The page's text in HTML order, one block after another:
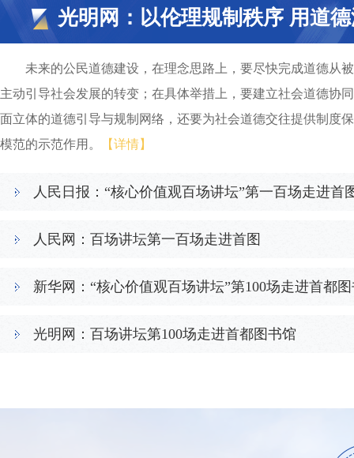
光明网：以伦理规制秩序 用道
未来的公民道德建设，在理念思路上，要尽快完成道德从
主动引导社会发展的转变；在具体举措上，要建立社会道德协
面立体的道德引导与规制网络，还要为社会道德交往提供制度
模范的示范作用。
【详情】
人民日报：“核心价值观百场讲坛”第一百场走进首
人民网：百场讲坛第一百场走进首图
新华网：“核心价值观百场讲坛”第100场走进首都
光明网：百场讲坛第100场走进首都图书馆